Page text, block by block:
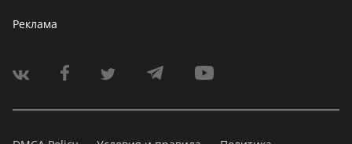
Реклама